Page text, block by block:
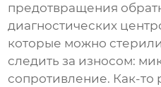
предотвращения
диагностических
которые можно
следить за износом:
сопротивление. Как-то